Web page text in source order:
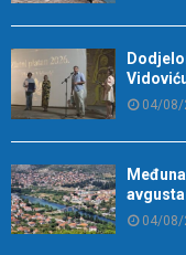
04/08/
avgusta
04/08/